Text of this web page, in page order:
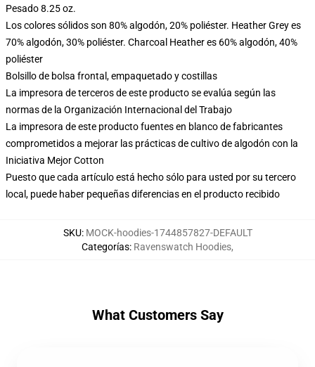
Pesado 8.25 oz.
Los colores sólidos son 80% algodón, 20% poliéster. Heather Grey es
70% algodón, 30% poliéster. Charcoal Heather es 60% algodón, 40%
poliéster
Bolsillo de bolsa frontal, empaquetado y costillas
La impresora de terceros de este producto se evalúa según las
normas de la Organización Internacional del Trabajo
La impresora de este producto fuentes en blanco de fabricantes
comprometidos a mejorar las prácticas de cultivo de algodón con la
Iniciativa Mejor Cotton
Puesto que cada artículo está hecho sólo para usted por su tercero
local, puede haber pequeñas diferencias en el producto recibido
SKU: MOCK-hoodies-1744857827-DEFAULT
Categorías: Ravenswatch Hoodies,
What Customers Say